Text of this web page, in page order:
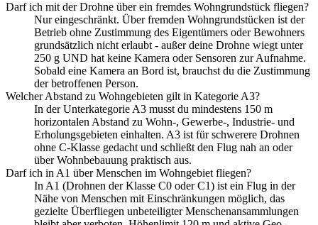
Darf ich mit der Drohne über ein fremdes Wohngrundstück fliegen?
Nur eingeschränkt. Über fremden Wohngrundstücken ist der
Betrieb ohne Zustimmung des Eigentümers oder Bewohners
grundsätzlich nicht erlaubt - außer deine Drohne wiegt unter
250 g UND hat keine Kamera oder Sensoren zur Aufnahme.
Sobald eine Kamera an Bord ist, brauchst du die Zustimmung
der betroffenen Person.
Welcher Abstand zu Wohngebieten gilt in Kategorie A3?
In der Unterkategorie A3 musst du mindestens 150 m
horizontalen Abstand zu Wohn-, Gewerbe-, Industrie- und
Erholungsgebieten einhalten. A3 ist für schwerere Drohnen
ohne C-Klasse gedacht und schließt den Flug nah an oder
über Wohnbebauung praktisch aus.
Darf ich in A1 über Menschen im Wohngebiet fliegen?
In A1 (Drohnen der Klasse C0 oder C1) ist ein Flug in der
Nähe von Menschen mit Einschränkungen möglich, das
gezielte Überfliegen unbeteiligter Menschenansammlungen